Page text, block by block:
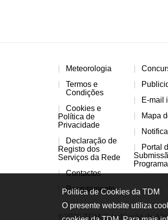
Meteorologia
Termos e
Condições
Cookies e
Política de
Privacidade
Declaração de
Registo dos
Serviços da Rede
Contactos
Recrutamento
E-mail
Mapa
Portal
©2026 TDM-Teledifusão de
Política de Cookies da TDM
O presente website utiliza